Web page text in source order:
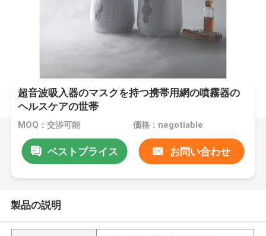
超音波吸入器のマスクを持つ携帯用網の噴霧器の
ヘルスケアの世帯
MOQ：交渉可能 価格：negotiable
ベストプライス お問い合わせ
製品の説明